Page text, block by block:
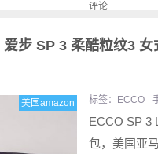
评论
爱步 SP 3 柔酷粒纹3
美国amazon 标签： ECCO
ECCO SP 3
包，美国亚